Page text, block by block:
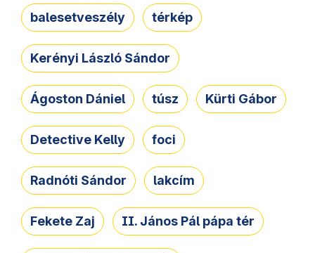
balesetveszély térkép
Kerényi László Sándor
Ágoston Dániel túsz Kürti Gábor
Detective Kelly foci
Radnóti Sándor lakcím
Fekete Zaj II. János Pál pápa tér